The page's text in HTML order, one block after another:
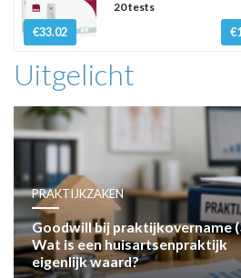
€33.02
20 tests
Uitgelicht
PRAKTIJKZAKEN
Goodwill bij praktijkovername
Wat is een huisartsenpraktijk
eigenlijk waard?